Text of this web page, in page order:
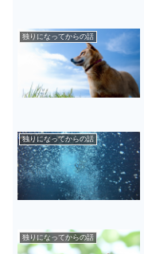
独りになってからの話
独りになってからの話
独りになってからの話